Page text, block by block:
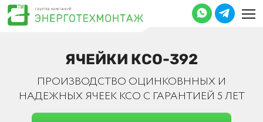
ЯЧЕЙКИ КСО-392
ПРОИЗВОДСТВО ОЦИНКОВННЫХ И
НАДЕЖНЫХ ЯЧЕЕК КСО С ГАРАНТИЕЙ 5 ЛЕТ